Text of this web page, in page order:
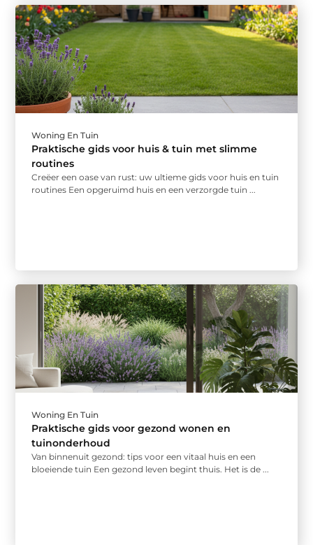
Woning En Tuin
Praktische gids voor huis & tuin met slimme
routines
Creëer een oase van rust: uw ultieme gids voor huis en tuin
routines Een opgeruimd huis en een verzorgde tuin ...
Woning En Tuin
Praktische gids voor gezond wonen en
tuinonderhoud
Van binnenuit gezond: tips voor een vitaal huis en een
bloeiende tuin Een gezond leven begint thuis. Het is de ...